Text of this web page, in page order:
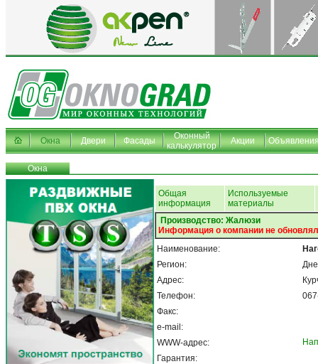
Окна Двери Фасады
Оконный
калькулятор
Акции
Окна
Общая
информация
Используемые
материалы
Производство: Жалюзи
Информация о компании не
Наименование:
Регион:
Адрес:
Телефон:
Факс:
e-mail:
WWW-адрес:
Гарантия: